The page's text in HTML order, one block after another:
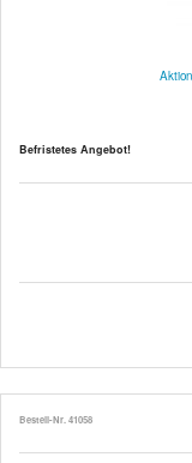
Befristetes Angebot!
Bestell-Nr. 41058